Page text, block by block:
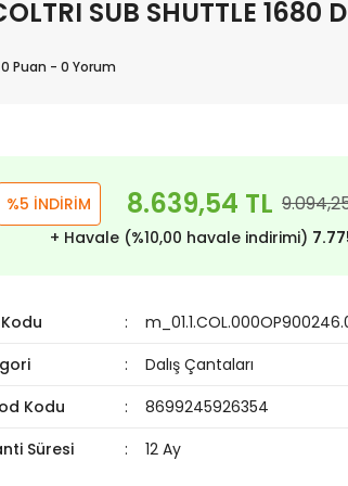
SUB SHUTTLE 1680
0 Puan - 0 Yorum
%5 İNDİRİM 8.639,54 TL
+ Havale (%10,00 havale indirimi)
Dalış Çantaları
Kodu
8699245926354
Süresi
12 Ay